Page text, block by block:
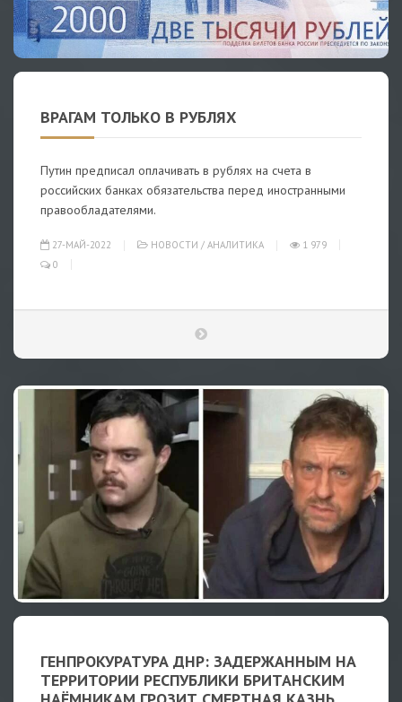
ВРАГАМ ТОЛЬКО В РУБЛЯХ
Путин предписал оплачивать в рублях на счета в
российских банках обязательства перед иностранными
правообладателями.
27-МАЙ-2022 НОВОСТИ / АНАЛИТИКА
1 979
0
ГЕНПРОКУРАТУРА ДНР: ЗАДЕРЖАННЫМ НА
ТЕРРИТОРИИ РЕСПУБЛИКИ БРИТАНСКИМ